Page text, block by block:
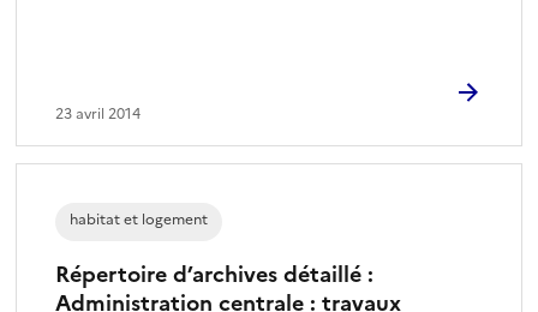
23 avril 2014
Répertoire d’archives détaillé :
Administration centrale : travaux
habitat et logement